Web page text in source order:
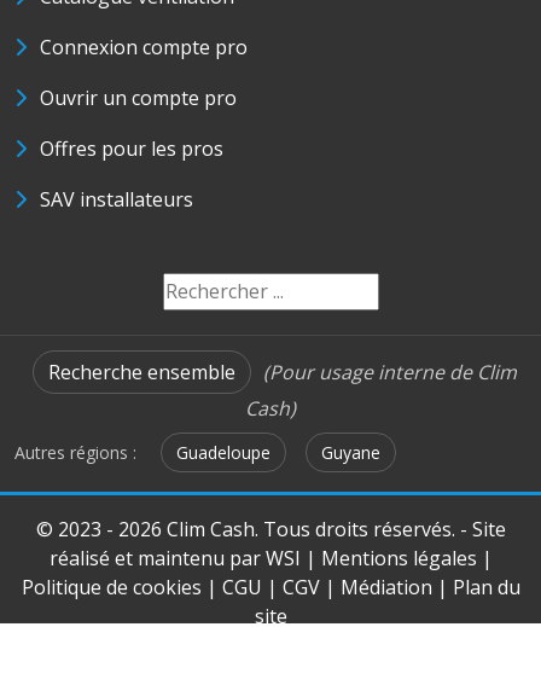
Connexion compte pro
Ouvrir un compte pro
Offres pour les pros
SAV installateurs
Recherche ensemble
(Pour usage interne de Clim
Cash)
Autres régions : Guadeloupe Guyane
© 2023 - 2026 Clim Cash. Tous droits réservés. - Site
réalisé et maintenu parWSI | Mentions légales |
Politique de cookies | CGU | CGV| Médiation | Plan du
site